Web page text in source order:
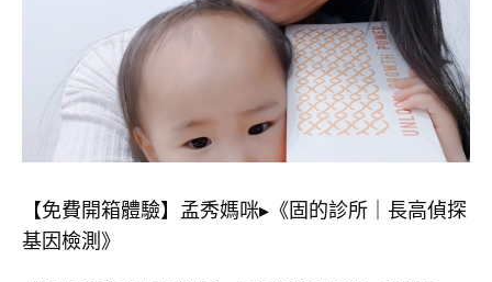
【免費開箱體驗】孟秀媽咪▸《固的診所｜長高偵探
基因檢測》